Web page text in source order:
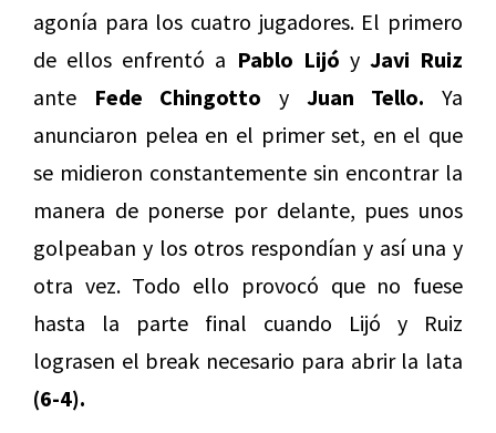
agonía para los cuatro jugadores. El primero
de ellos enfrentó a Pablo Lijó y Javi Ruiz
ante Fede Chingotto y Juan Tello. Ya
anunciaron pelea en el primer set, en el que
se midieron constantemente sin encontrar la
manera de ponerse por delante, pues unos
golpeaban y los otros respondían y así una y
otra vez. Todo ello provocó que no fuese
hasta la parte final cuando Lijó y Ruiz
lograsen el break necesario para abrir la lata
(6-4).